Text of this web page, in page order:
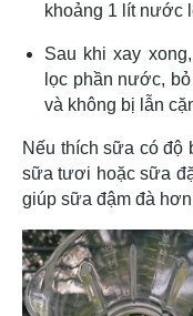
khoảng 1 lít nước
Sau khi xay
lọc phần nước,
và không bị lẫn
Nếu thích sữa có độ
sữa tươi hoặc sữa
giúp sữa đậm đà